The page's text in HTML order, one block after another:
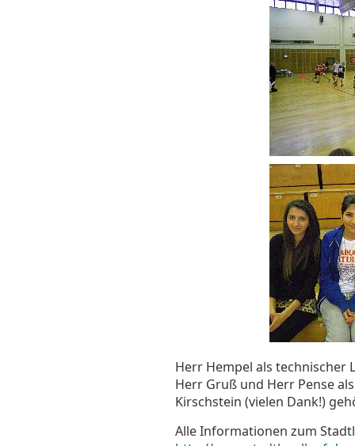
Herr Hempel als technischer
Herr Gruß und Herr Pense
Kirschstein (vielen Dank!)
Alle Informationen zum